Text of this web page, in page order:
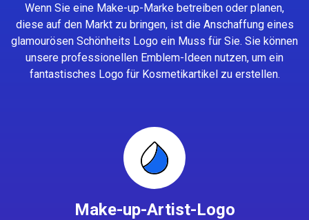
Wenn Sie eine Make-up-Marke betreiben oder planen,
diese auf den Markt zu bringen, ist die Anschaffung eines
glamourösen Schönheits Logo ein Muss für Sie. Sie können
unsere professionellen Emblem-Ideen nutzen, um ein
fantastisches Logo für Kosmetikartikel zu erstellen.
Make-up-Artist-Logo